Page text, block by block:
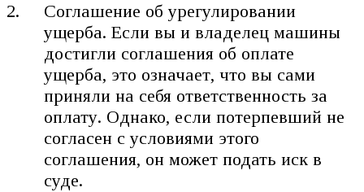
Соглашение об урегулировании
ущерба. Если вы и владелец машины
достигли соглашения об оплате
ущерба, это означает, что вы сами
приняли на себя ответственность за
оплату. Однако, если потерпевший не
согласен с условиями этого
соглашения, он может подать иск в
суде.